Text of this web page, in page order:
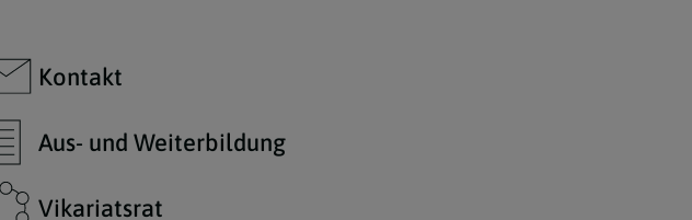
Kontakt
Aus- und Weiterbildung
Vikariatsrat